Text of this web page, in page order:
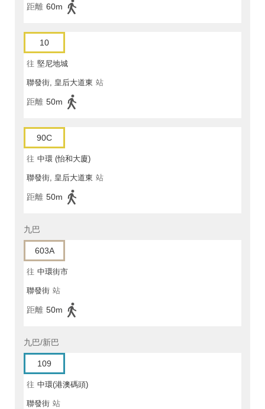
距離 60m
10
往 堅尼地城
聯發街, 皇后大道東 站
距離 50m
90C
往 中環 (怡和大廈)
聯發街, 皇后大道東 站
距離 50m
九巴
603A
往 中環街市
聯發街 站
距離 50m
九巴/新巴
109
往 中環(港澳碼頭)
聯發街 站